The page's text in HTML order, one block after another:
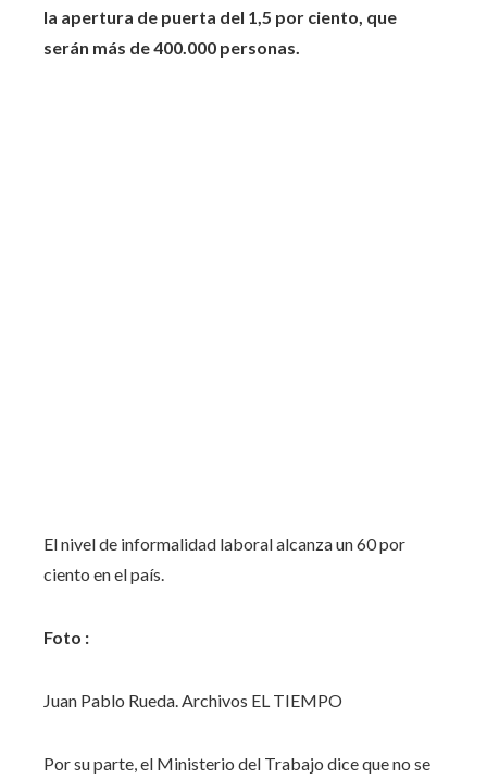
la apertura de puerta del 1,5 por ciento, que
serán más de 400.000 personas.
El nivel de informalidad laboral alcanza un 60 por
ciento en el país.
Foto :
Juan Pablo Rueda. Archivos EL TIEMPO
Por su parte, el Ministerio del Trabajo dice que no se